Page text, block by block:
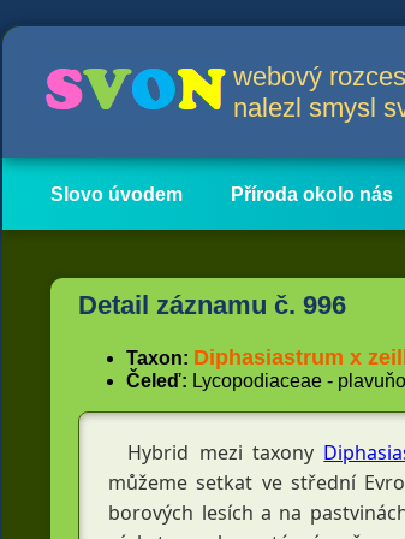
webový
nalezl smysl
Slovo úvodem Příroda okolo nás
Hlavní obsah
Články
Detail záznamu č. 996
Taxon: Diphasiastrum x
Čeleď: Lycopodiaceae -
Hybrid mezi taxony
můžeme setkat ve střední
borových lesích a na